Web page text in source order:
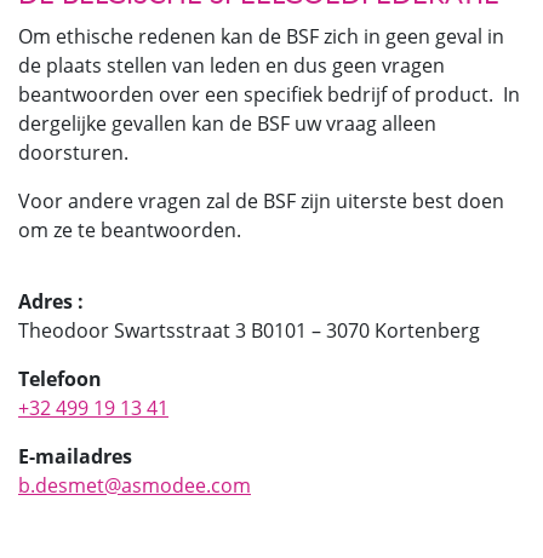
Om ethische redenen kan de BSF zich in geen geval in
de plaats stellen van leden en dus geen vragen
beantwoorden over een specifiek bedrijf of product. In
dergelijke gevallen kan de BSF uw vraag alleen
doorsturen.
Voor andere vragen zal de BSF zijn uiterste best doen
om ze te beantwoorden.
Adres :
Theodoor Swartsstraat 3 B0101 – 3070 Kortenberg
Telefoon
+32 499 19 13 41
E-mailadres
b.desmet@asmodee.com